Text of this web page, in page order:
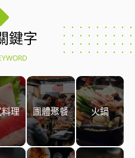
鍵字
理 團體聚餐 火鍋